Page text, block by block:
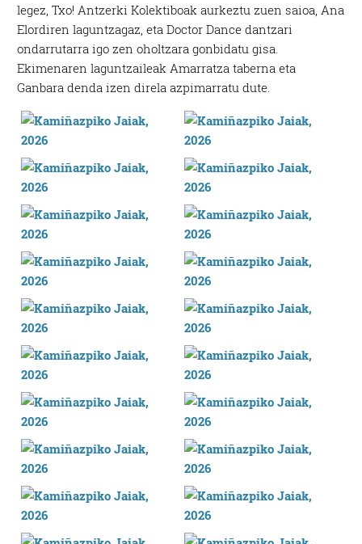
legez, Txo! Antzerki Kolektiboak aurkeztu zuen saioa, Ana
Elordiren laguntzagaz, eta Doctor Dance dantzari
ondarrutarra igo zen oholtzara gonbidatu gisa.
Ekimenaren laguntzaileak Amarratza taberna eta
Ganbara denda izen direla azpimarratu dute.